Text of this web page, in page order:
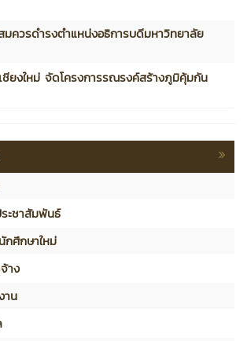
มควรดำรงตำแหน่งอธิการบดีมหาวิทยาลัย
ชียงใหม่ จัดโครงการรณรงค์สร้างภูมิคุ้มกัน
ะชาสัมพันธ์
กศึกษาใหม่
าง
าน